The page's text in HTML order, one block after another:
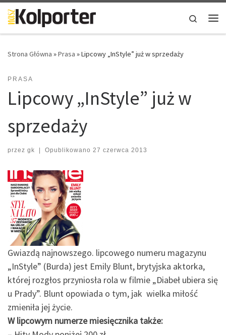
Skip to content
Search
Strona Główna »Prasa »Lipcowy „InStyle” już w sprzedaży
PRASA
Lipcowy „InStyle” już w
sprzedaży
przez gk | Opublikowano 27 czerwca 2013
Gwiazdą najnowszego. lipcowego numeru magazynu
„InStyle” (Burda) jest Emily Blunt, brytyjska aktorka,
której rozgłos przyniosła rola w filmie „Diabeł ubiera się
u Prady”. Blunt opowiada o tym, jak wielka miłość
zmieniła jej życie.
W lipcowym numerze miesięcznika także: